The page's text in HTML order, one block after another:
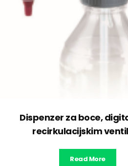
Dispenzer za boce,
recirkulacijskim
Read More